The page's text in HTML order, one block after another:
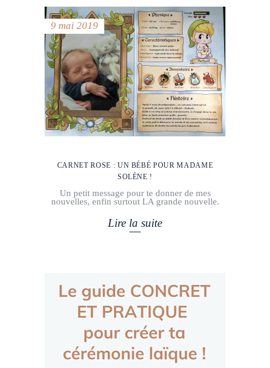
9 mai 2019
CARNET ROSE : UN BÉBÉ POUR MADAME
SOLÈNE !
Un petit message pour te donner de mes
nouvelles, enfin surtout LA grande nouvelle.
Lire la suite